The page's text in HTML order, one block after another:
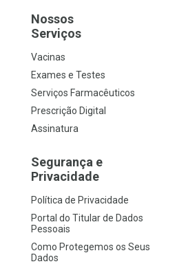
Nossos
Serviços
Vacinas
Exames e Testes
Serviços Farmacêuticos
Prescrição Digital
Assinatura
Segurança e
Privacidade
Política de Privacidade
Portal do Titular de Dados
Pessoais
Como Protegemos os Seus
Dados